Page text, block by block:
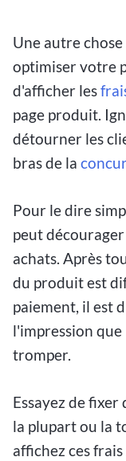
Une autre
optimiser votre
d'afficher les
page produit.
détourner les
bras de la
Pour le dire
peut
achats. Après
du produit est
paiement, il est
l'impression que
tromper.
Essayez de
la plupart ou la
affichez ces